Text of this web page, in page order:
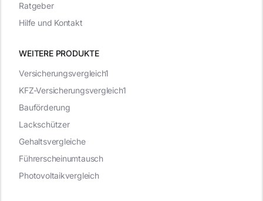
WEITERE PRODUKTE
Versicherungsvergleich1
KFZ-Versicherungsvergleich1
Bauförderung
Lackschützer
Gehaltsvergleiche
Führerscheinumtausch
Photovoltaikvergleich
Ratgeber
Hilfe und Kontakt